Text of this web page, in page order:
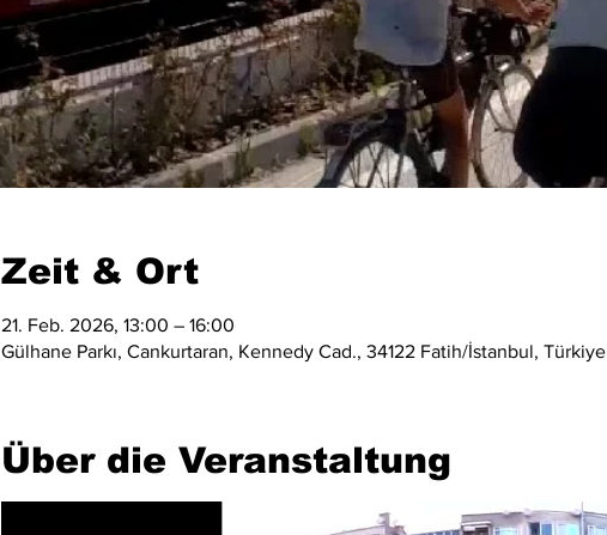
Zeit & Ort
21. Feb. 2026, 13:00 – 16:00
Gülhane Parkı, Cankurtaran, Kennedy Cad., 34122 Fatih/İstanbul, Türkiye
Über die Veranstaltung